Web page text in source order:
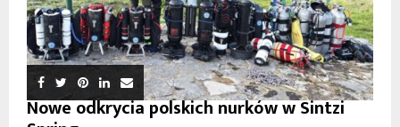
Nowe odkrycia polskich nurków w Sintzi